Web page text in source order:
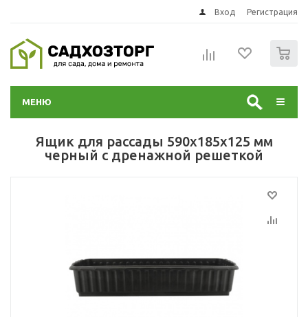
Вход Регистрация
МЕНЮ
Ящик для рассады 590х185х125 мм
черный с дренажной решеткой